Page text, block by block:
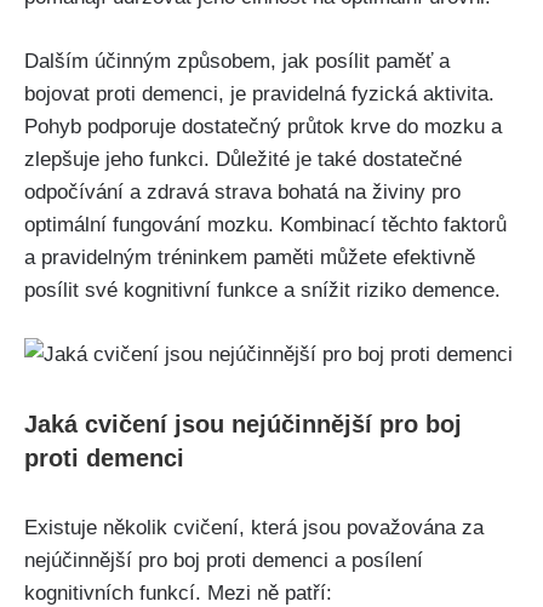
Dalším účinným způsobem, jak posílit paměť a
bojovat proti demenci, je pravidelná fyzická aktivita.
Pohyb podporuje dostatečný průtok krve do mozku a
zlepšuje jeho funkci. Důležité je také dostatečné
odpočívání a zdravá strava bohatá na živiny pro
optimální fungování mozku. Kombinací těchto faktorů
a pravidelným tréninkem paměti můžete efektivně
posílit své kognitivní funkce a snížit riziko demence.
Jaká cvičení jsou nejúčinnější pro boj
proti demenci
Existuje několik cvičení, která jsou považována za
nejúčinnější pro boj proti demenci a posílení
kognitivních funkcí. Mezi ně patří: